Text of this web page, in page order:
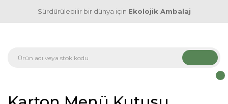
Sürdürülebilir bir dünya için Ekolojik Ambalaj